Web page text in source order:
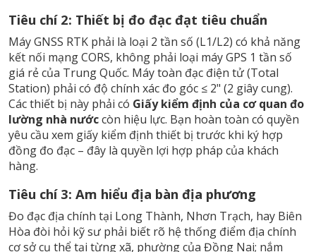
Tiêu chí 2: Thiết bị đo đạc đạt tiêu chuẩn
Máy GNSS RTK phải là loại 2 tần số (L1/L2) có khả năng
kết nối mạng CORS, không phải loại máy GPS 1 tần số
giá rẻ của Trung Quốc. Máy toàn đạc điện tử (Total
Station) phải có độ chính xác đo góc ≤ 2" (2 giây cung).
Các thiết bị này phải có Giấy kiểm định của cơ quan đo
lường nhà nướccòn hiệu lực. Bạn hoàn toàn có quyền
yêu cầu xem giấy kiểm định thiết bị trước khi ký hợp
đồng đo đạc – đây là quyền lợi hợp pháp của khách
hàng.
Tiêu chí 3: Am hiểu địa bàn địa phương
Đo đạc địa chính tại Long Thành, Nhơn Trạch, hay Biên
Hòa đòi hỏi kỹ sư phải biết rõ hệ thống điểm địa chính
cơ sở cụ thể tại từng xã, phường của Đồng Nai; nắm